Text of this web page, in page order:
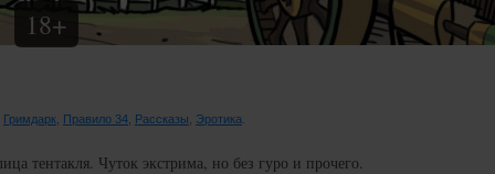
18+
Гримдарк Правило 34 Рассказы Эротика
тентакля. Чуток экстрима, но без гуро и прочего.